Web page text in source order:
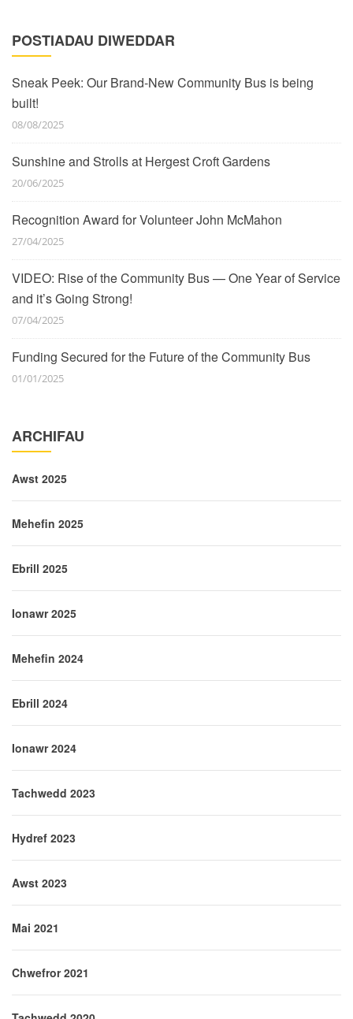
POSTIADAU DIWEDDAR
Sneak Peek: Our Brand-New Community Bus is being
built!
08/08/2025
Sunshine and Strolls at Hergest Croft Gardens
20/06/2025
Recognition Award for Volunteer John McMahon
27/04/2025
VIDEO: Rise of the Community Bus — One Year of Service
and it’s Going Strong!
07/04/2025
Funding Secured for the Future of the Community Bus
01/01/2025
ARCHIFAU
Awst 2025
Mehefin 2025
Ebrill 2025
Ionawr 2025
Mehefin 2024
Ebrill 2024
Ionawr 2024
Tachwedd 2023
Hydref 2023
Awst 2023
Mai 2021
Chwefror 2021